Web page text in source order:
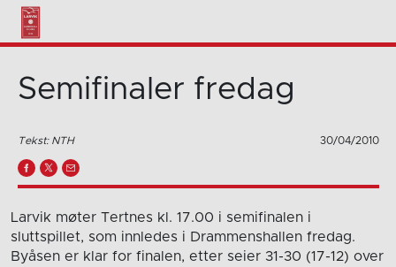
Semifinaler fredag
Tekst: NTH 30/04/2010
Larvik møter Tertnes kl. 17.00 i semifinalen i
sluttspillet, som innledes i Drammenshallen fredag.
Byåsen er klar for finalen, etter seier 31-30 (17-12) over